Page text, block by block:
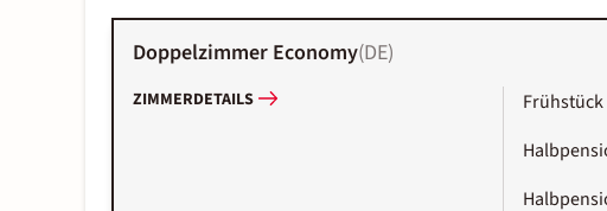
Doppelzimmer Economy(DE)
ZIMMERDETAILS Frühstück